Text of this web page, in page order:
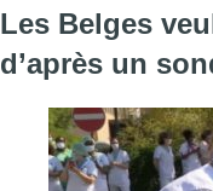
Les Belges
d’après un